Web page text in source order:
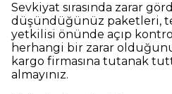
Sevkiyat sırasında zarar
düşündüğünüz paketleri,
yetkilisi önünde açıp
herhangi bir zarar
kargo firmasına tutanak
almayınız.